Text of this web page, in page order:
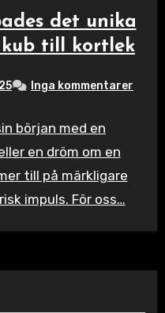
det unika
kub till kortlek
Inga kommentarer
början med en
en dröm om en
till på märkligare
impuls. För oss…